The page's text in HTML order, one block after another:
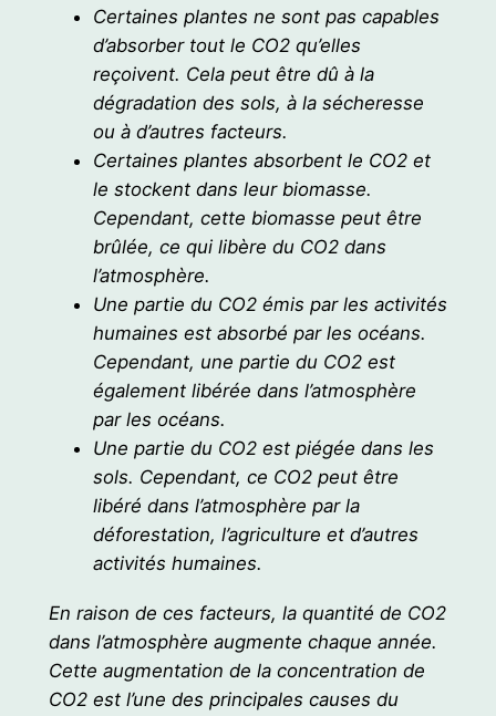
Certaines plantes ne sont pas capables
d’absorber tout le CO2 qu’elles
reçoivent. Cela peut être dû à la
dégradation des sols, à la sécheresse
ou à d’autres facteurs.
Certaines plantes absorbent le CO2 et
le stockent dans leur biomasse.
Cependant, cette biomasse peut être
brûlée, ce qui libère du CO2 dans
l’atmosphère.
Une partie du CO2 émis par les activités
humaines est absorbé par les océans.
Cependant, une partie du CO2 est
également libérée dans l’atmosphère
par les océans.
Une partie du CO2 est piégée dans les
sols. Cependant, ce CO2 peut être
libéré dans l’atmosphère par la
déforestation, l’agriculture et d’autres
activités humaines.
En raison de ces facteurs, la quantité de CO2
dans l’atmosphère augmente chaque année.
Cette augmentation de la concentration de
CO2 est l’une des principales causes du